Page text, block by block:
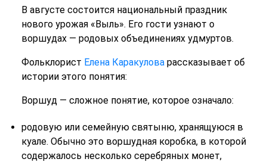
В августе состоится национальный праздник
нового урожая «Выль». Его гости узнают о
воршудах — родовых объединениях удмуртов.
Фольклорист Елена Каракуловарассказывает об
истории этого понятия:
Воршуд — сложное понятие, которое означало:
родовую или семейную святыню, хранящуюся в
куале. Обычно это воршудная коробка, в которой
содержалось несколько серебряных монет,